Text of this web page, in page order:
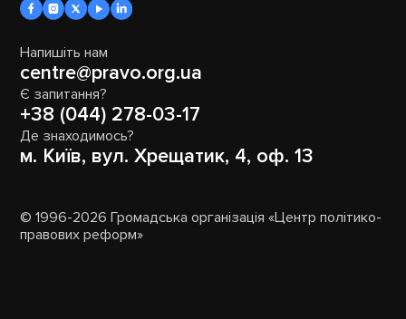
Напишіть нам
centre@pravo.org.ua
Є запитання?
+38 (044) 278-03-17
Де знаходимось?
м. Київ, вул. Хрещатик, 4, оф. 13
© 1996-2026 Громадська організація «Центр політико-
правових реформ»